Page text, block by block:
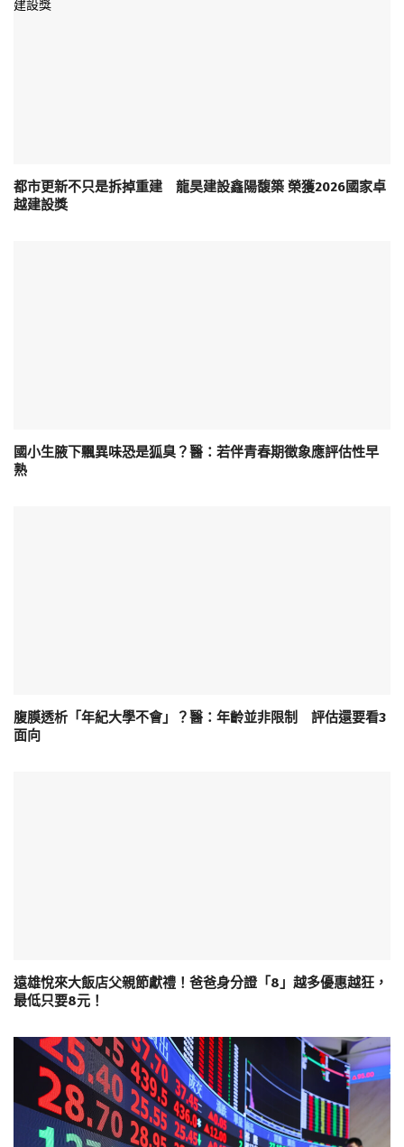
都市更新不只是拆掉重建 龍昊建設鑫陽馥築 榮獲2026國家卓
越建設獎
國小生腋下飄異味恐是狐臭？醫：若伴青春期徵象應評估性早
熟
腹膜透析「年紀大學不會」？醫：年齡並非限制 評估還要看3
面向
遠雄悅來大飯店父親節獻禮！爸爸身分證「8」越多優惠越狂，
最低只要8元！